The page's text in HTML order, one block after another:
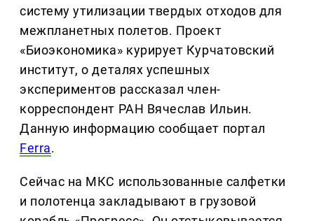
систему утилизации твердых отходов для
межпланетных полетов. Проект
«Биоэкономика» курирует Курчатовский
институт, о деталях успешных
экспериментов рассказал член-
корреспондент РАН Вячеслав Ильин.
Данную информацию сообщает портал
Ferra.
Сейчас на МКС использованные салфетки
и полотенца закладывают в грузовой